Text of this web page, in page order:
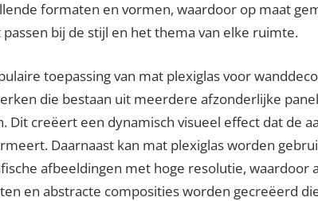
formaten en vormen, waardoor op maat
bij de stijl en het thema van elke ruimte.
toepassing van mat plexiglas voor
die bestaan uit meerdere afzonderlijke
Dit creëert een dynamisch visueel effect dat de
Daarnaast kan mat plexiglas worden
afbeeldingen met hoge resolutie, waardoor
en abstracte composities worden gecreëerd